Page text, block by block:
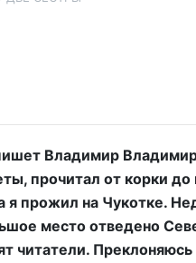
Владимир
прочитал от корки
прожил на Чукотке.
место отведено
читатели.